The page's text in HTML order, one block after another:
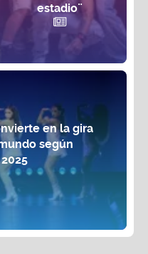
estadio¨
en la gira
según